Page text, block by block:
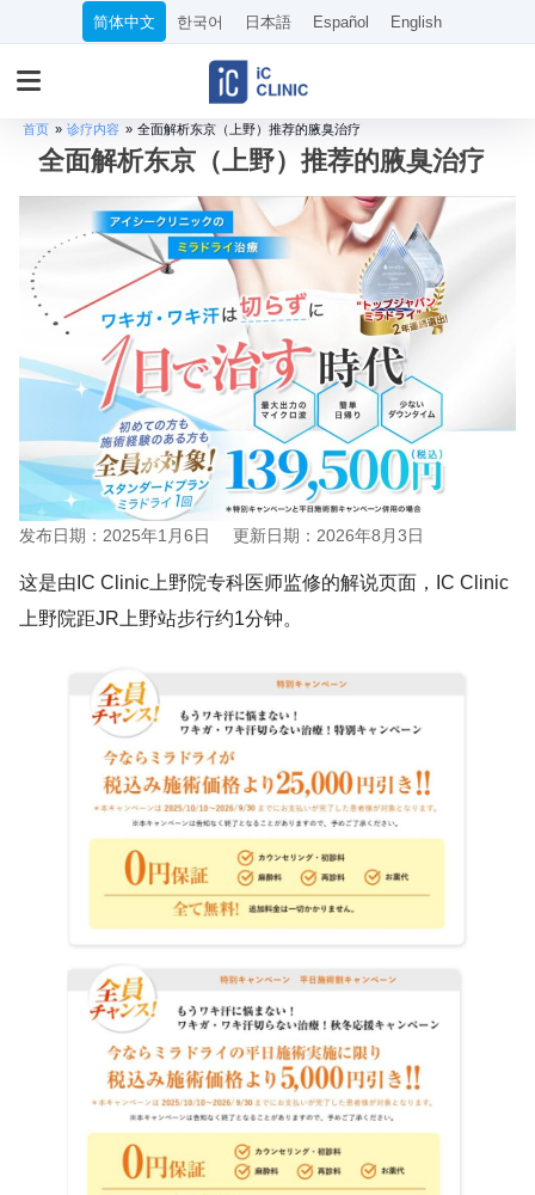
简体中文 한국어 日本語 Español English
首页 » 诊疗内容 » 全面解析东京（上野）推荐的腋臭治疗
全面解析东京（上野）推荐的腋臭治疗
发布日期：2025年1月6日 更新日期：2026年8月3日
这是由IC Clinic上野院专科医师监修的解说页面，IC Clinic
上野院距JR上野站步行约1分钟。